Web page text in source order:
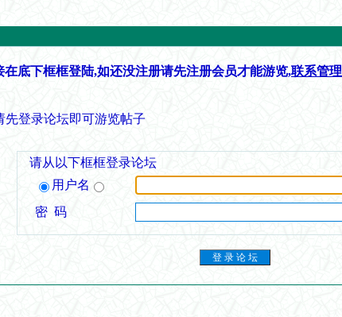
底下框框登陆,如还没注册请先注册会员才能游览,联系管理
先登录论坛即可游览帖子
请从以下框框登录论坛
用户名
密 码